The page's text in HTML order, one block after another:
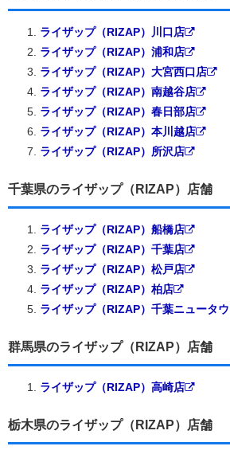
ライザップ（RIZAP）川口店
ライザップ（RIZAP）浦和店
ライザップ（RIZAP）大宮西口店
ライザップ（RIZAP）南越谷店
ライザップ（RIZAP）春日部店
ライザップ（RIZAP）本川越店
ライザップ（RIZAP）所沢店
千葉県のライザップ（RIZAP）店舗
ライザップ（RIZAP）船橋店
ライザップ（RIZAP）千葉店
ライザップ（RIZAP）松戸店
ライザップ（RIZAP）柏店
ライザップ（RIZAP）千葉ニュータ
群馬県のライザップ（RIZAP）店舗
ライザップ（RIZAP）高崎店
栃木県のライザップ（RIZAP）店舗